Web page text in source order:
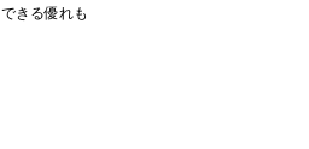
きる優れも